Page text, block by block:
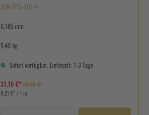
SUN-015-001-4
0,185 mm
5,40 kg
Sofort verfügbar, Lieferzeit: 1-3 Tage
31,16 €*38,95 €*
0,21 €* / 1 m